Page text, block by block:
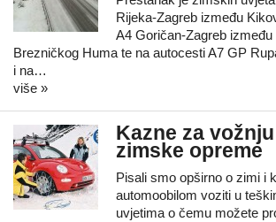
Rijeka-Zagreb između
A4 Goričan-Zagreb između
Brezničkog Huma te na autocesti A7 GP
i na…
više »
Kazne za
zimske opreme
Pisali smo opširno o zimi i
automoobilom voziti u
uvjetima o čemu možete